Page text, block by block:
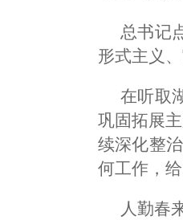
总书记
形式主义
在听取
巩固拓展
续深化整
何工作，
人勤春